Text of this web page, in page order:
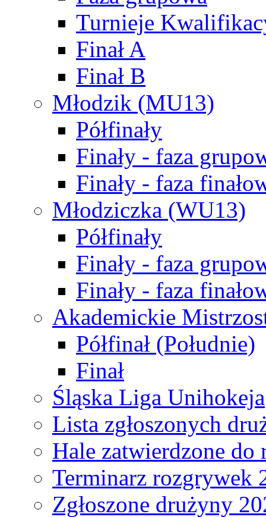
Turnieje
Finał A
Finał B
Młodzik (MU13)
Półfinały
Finały - faza
Finały - faza
Młodziczka (WU13)
Półfinały
Finały - faza
Finały - faza
Akademickie
Półfinał (Południe)
Finał
Śląska Liga Unihokeja
Lista zgłoszonych
Hale zatwierdzone do
Terminarz rozgrywek
Zgłoszone drużyny